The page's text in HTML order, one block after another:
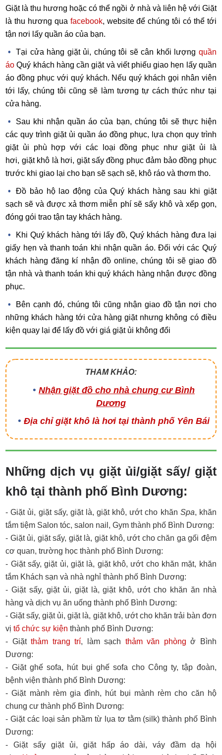
Giặt là thu hương hoặc có thể ngồi ở nhà và liên hệ với Giặt
là thu hương qua facebook, website để chúng tôi có thể tới
tận nơi lấy quần áo của bạn.
Tại cửa hàng giặt ủi, chúng tôi sẽ cân khối lượng quần
áo Quý khách hàng cần giặt và viết phiếu giao hẹn lấy quần
áo đồng phục với quý khách. Nếu quý khách gọi nhân viên
tới lấy, chúng tôi cũng sẽ làm tương tự cách thức như tại
cửa hàng.
Sau khi nhận quần áo của bạn, chúng tôi sẽ thực hiện
các quy trình giặt ủi quần áo đồng phục, lựa chọn quy trình
giặt ủi phù hợp với các loại đồng phục như giặt ủi là
hơi, giặt khô là hơi, giặt sấy đồng phục đảm bảo đồng phục
trước khi giao lại cho bạn sẽ sạch sẽ, khô ráo và thơm tho.
Đồ bảo hộ lao động của Quý khách hàng sau khi giặt
sạch sẽ và được xả thơm miễn phí sẽ sấy khô và xếp gọn,
đóng gói trao tận tay khách hàng.
Khi Quý khách hàng tới lấy đồ, Quý khách hàng đưa lại
giấy hẹn và thanh toán khi nhận quần áo. Đối với các Quý
khách hàng đăng kí nhận đồ online, chúng tôi sẽ giao đồ
tận nhà và thanh toán khi quý khách hàng nhận được đồng
phục.
Bên cạnh đó, chúng tôi cũng nhận giao đồ tận nơi cho
những khách hàng tới cửa hàng giặt nhưng không có điều
kiện quay lại để lấy đồ với giá giặt ủi không đổi
THAM KHẢO:
Nhận giặt đồ cho nhà chung cư Bình
Dương
Địa chỉ giặt khô là hơi tại thành phố Yên Bái
Những dịch vụ giặt ủi/giặt sấy/ giặt
khô tại thành phố Bình Dương:
- Giặt ủi, giặt sấy, giặt là, giặt khô, ướt cho khăn Spa, khăn
tắm tiệm Salon tóc, salon nail, Gym thành phố Bình Dương:
- Giặt ủi, giặt sấy, giặt là, giặt khô, ướt cho chăn ga gối đệm
cơ quan, trường học thành phố Bình Dương:
- Giặt sấy, giặt ủi, giặt là, giặt khô, ướt cho khăn mặt, khăn
tắm Khách sạn và nhà nghỉ thành phố Bình Dương:
- Giặt sấy, giặt ủi, giặt là, giặt khô, ướt cho khăn ăn nhà
hàng và dịch vụ ăn uống thành phố Bình Dương:
- Giặt sấy, giặt ủi, giặt là, giặt khô, ướt cho khăn trải bàn đơn
vịtổ chức sự kiện thành phố Bình Dương:
- Giặtthảm trang trí, làm sạch thảm văn phòng ở Bình
Dương:
- Giặt ghế sofa, hút bụi ghế sofa cho Công ty, tập đoàn,
bệnh viện thành phố Bình Dương:
- Giặt mành rèm gia đình, hút bụi mành rèm cho căn hộ
chung cư thành phố Bình Dương:
- Giặt các loại sản phầm từ lụa tơ tằm (silk) thành phố Bình
Dương:
- Giặt sấy giặt ủi, giặt hấp áo dài, váy đầm dạ hội